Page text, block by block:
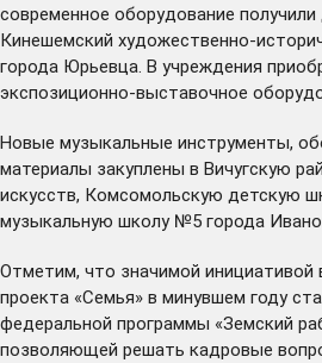
современное оборудование получили
Кинешемский художественно-
города Юрьевца. В учреждения
экспозиционно-выставочное
Новые музыкальные инструменты,
материалы закуплены в Вичугскую
искусств, Комсомольскую детскую
музыкальную школу №5 города
Отметим, что значимой инициативой
проекта «Семья» в минувшем году
федеральной программы «Земский
позволяющей решать кадровые